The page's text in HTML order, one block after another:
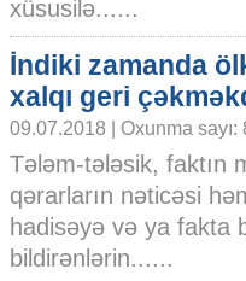
xüsusilə......
İndiki zamanda
xalqı geri
09.07.2018 | Oxunma sayı:
Tələm-tələsik, faktın
qərarların nəticəsi
hadisəyə və ya fakta
bildirənlərin......